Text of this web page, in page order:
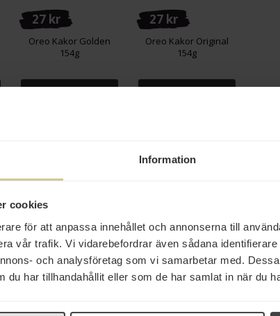
Information
cookies
för att anpassa innehållet och annonserna till
vår trafik. Vi vidarebefordrar även sådana
och analysföretag som vi samarbetar med.
du har tillhandahållit eller som de har samlat in när du
27 kr
Oreo Kakor Golden
154g
Köp
27 kr
Oreo Kakor Original
154g
Köp